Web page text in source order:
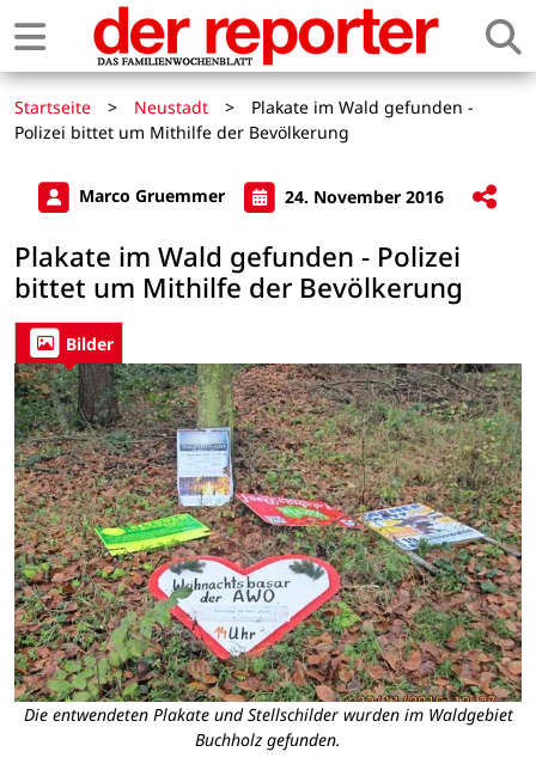
Startseite > Neustadt >
Plakate im Wald gefunden -
Polizei bittet um Mithilfe der Bevölkerung
Marco Gruemmer 24. November 2016
Plakate im Wald gefunden - Polizei
bittet um Mithilfe der Bevölkerung
Bilder
Die entwendeten Plakate und Stellschilder wurden im Waldgebiet
Buchholz gefunden.